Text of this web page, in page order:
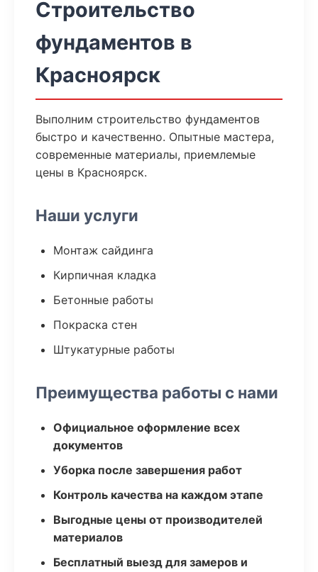
Строительство
фундаментов в
Красноярск
Выполним строительство фундаментов
быстро и качественно. Опытные мастера,
современные материалы, приемлемые
цены в Красноярск.
Наши услуги
Монтаж сайдинга
Кирпичная кладка
Бетонные работы
Покраска стен
Штукатурные работы
Преимущества работы с нами
Официальное оформление всех
документов
Уборка после завершения работ
Контроль качества на каждом этапе
Выгодные цены от производителей
материалов
Бесплатный выезд для замеров и